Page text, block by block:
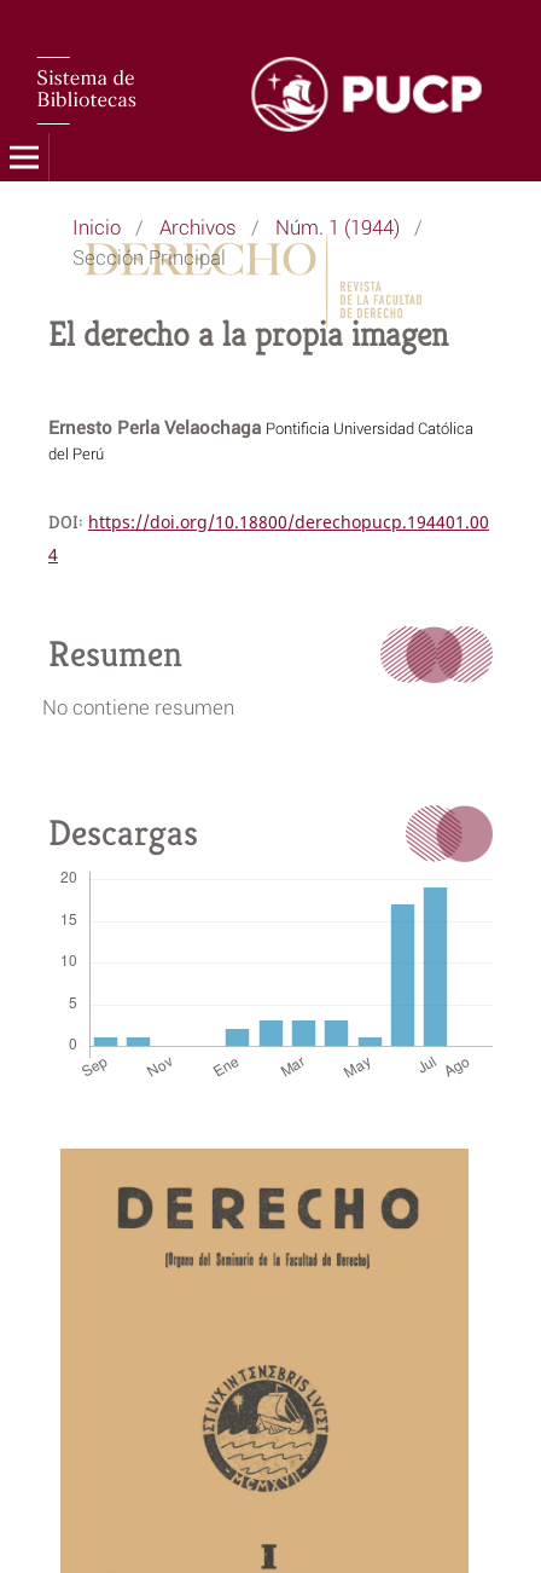
Inicio / Archivos / Núm. 1 (1944) /
Sección Principal
El derecho a la propia imagen
Ernesto Perla Velaochaga Pontificia Universidad Católica
del Perú
DOI: https://doi.org/10.18800/derechopucp.194401.00
4
Resumen
No contiene resumen
Descargas